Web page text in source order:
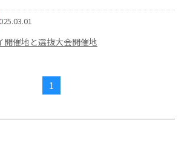
開催地と選抜大会開催地
1